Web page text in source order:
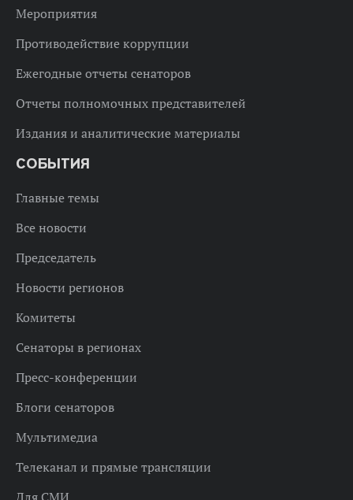
Мероприятия
Противодействие коррупции
Ежегодные отчеты сенаторов
Отчеты полномочных представителей
Издания и аналитические материалы
СОБЫТИЯ
Главные темы
Все новости
Председатель
Новости регионов
Комитеты
Сенаторы в регионах
Пресс-конференции
Блоги сенаторов
Мультимедиа
Телеканал и прямые трансляции
Для СМИ